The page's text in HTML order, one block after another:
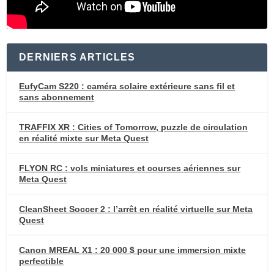
DERNIERS ARTICLES
EufyCam S220 : caméra solaire extérieure sans fil et
sans abonnement
TRAFFIX XR : Cities of Tomorrow, puzzle de circulation
en réalité mixte sur Meta Quest
FLYON RC : vols miniatures et courses aériennes sur
Meta Quest
CleanSheet Soccer 2 : l’arrêt en réalité virtuelle sur Meta
Quest
Canon MREAL X1 : 20 000 $ pour une immersion mixte
perfectible